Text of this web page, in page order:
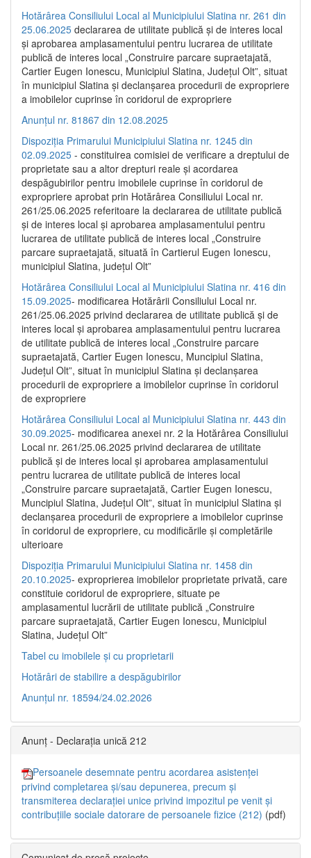
Hotărârea Consiliului Local al Municipiului Slatina nr. 261 din
25.06.2025 declararea de utilitate publică și de interes local
și aprobarea amplasamentului pentru lucrarea de utilitate
publică de interes local „Construire parcare supraetajată,
Cartier Eugen Ionescu, Municipiul Slatina, Județul Olt”, situat
în municipiul Slatina și declanșarea procedurii de expropriere
a imobilelor cuprinse în coridorul de expropriere
Anunțul nr. 81867 din 12.08.2025
Dispoziția Primarului Municipiului Slatina nr. 1245 din
02.09.2025 - constituirea comisiei de verificare a dreptului de
proprietate sau a altor drepturi reale și acordarea
despăgubirilor pentru imobilele cuprinse în coridorul de
expropriere aprobat prin Hotărârea Consiliului Local nr.
261/25.06.2025 referitoare la declararea de utilitate publică
și de interes local și aprobarea amplasamentului pentru
lucrarea de utilitate publică de interes local „Construire
parcare supraetajată, situată în Cartierul Eugen Ionescu,
municipiul Slatina, județul Olt”
Hotărârea Consiliului Local al Municipiului Slatina nr. 416 din
15.09.2025- modificarea Hotărârii Consiliului Local nr.
261/25.06.2025 privind declararea de utilitate publică și de
interes local și aprobarea amplasamentului pentru lucrarea
de utilitate publică de interes local „Construire parcare
supraetajată, Cartier Eugen Ionescu, Muncipiul Slatina,
Județul Olt”, situat în municipiul Slatina și declanșarea
procedurii de expropriere a imobilelor cuprinse în coridorul
de expropriere
Hotărârea Consiliului Local al Municipiului Slatina nr. 443 din
30.09.2025- modificarea anexei nr. 2 la Hotărârea Consiliului
Local nr. 261/25.06.2025 privind declararea de utilitate
publică şi de interes local şi aprobarea amplasamentului
pentru lucrarea de utilitate publică de interes local
„Construire parcare supraetajată, Cartier Eugen Ionescu,
Muncipiul Slatina, Judeţul Olt”, situat în municipiul Slatina şi
declanşarea procedurii de expropriere a imobilelor cuprinse
în coridorul de expropriere, cu modificările şi completările
ulterioare
Dispoziția Primarului Municipiului Slatina nr. 1458 din
20.10.2025- exproprierea imobilelor proprietate privată, care
constituie coridorul de expropriere, situate pe
amplasamentul lucrării de utilitate publică „Construire
parcare supraetajată, Cartier Eugen Ionescu, Municipiul
Slatina, Județul Olt”
Tabel cu imobilele și cu proprietarii
Hotărâri de stabilire a despăgubirilor
Anunțul nr. 18594/24.02.2026
Anunț - Declarația unică 212
Persoanele desemnate pentru acordarea asistenței
privind completarea și/sau depunerea, precum și
transmiterea declarației unice privind impozitul pe venit și
contribuțiile sociale datorare de persoanele fizice (212) (pdf)